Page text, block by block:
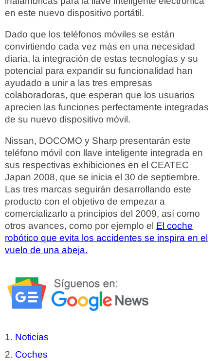
en este nuevo dispositivo portátil.
Dado que los teléfonos móviles se están
convirtiendo cada vez más en una necesidad
diaria, la integración de estas tecnologías y su
potencial para expandir su funcionalidad han
ayudado a unir a las tres empresas
colaboradoras, que esperan que los usuarios
aprecien las funciones perfectamente integradas
de su nuevo dispositivo móvil.
Nissan, DOCOMO y Sharp presentarán este
teléfono móvil con llave inteligente integrada en
sus respectivas exhibiciones en el CEATEC
Japan 2008, que se inicia el 30 de septiembre.
Las tres marcas seguirán desarrollando este
producto con el objetivo de empezar a
comercializarlo a principios del 2009, así como
otros avances, como por ejemplo el El coche
robótico que evita los accidentes se inspira en el
vuelo de una abeja.
Noticias
Coches